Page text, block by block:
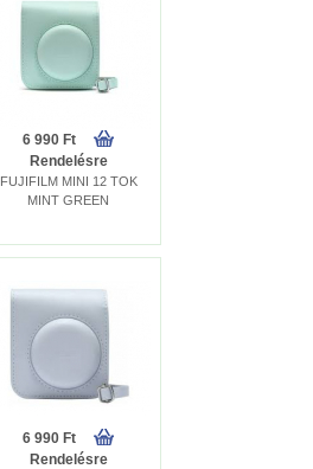
6 990 Ft
Rendelésre
FUJIFILM MINI 12 TOK
MINT GREEN
6 990 Ft
Rendelésre